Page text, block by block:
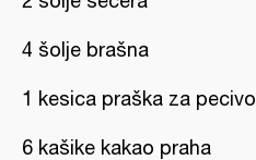
4 šolje brašna
1 kesica praška za pecivo
6 kašike kakao praha